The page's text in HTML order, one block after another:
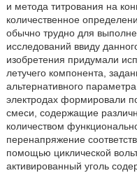
и метода титрования на
количественное
обычно трудно для
исследований ввиду
изобретения придумали
летучего компонента,
альтернативного
электродах формировали
смеси, содержащие
количеством
перенапряжение
помощью циклической
активированный уголь